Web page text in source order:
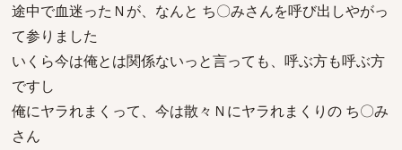
途中で血迷ったＮが、なんと ち〇みさんを呼び出しやがっ
て参りました
いくら今は俺とは関係ないっと言っても、呼ぶ方も呼ぶ方
ですし
俺にヤラれまくって、今は散々Ｎにヤラれまくりの ち〇み
さん